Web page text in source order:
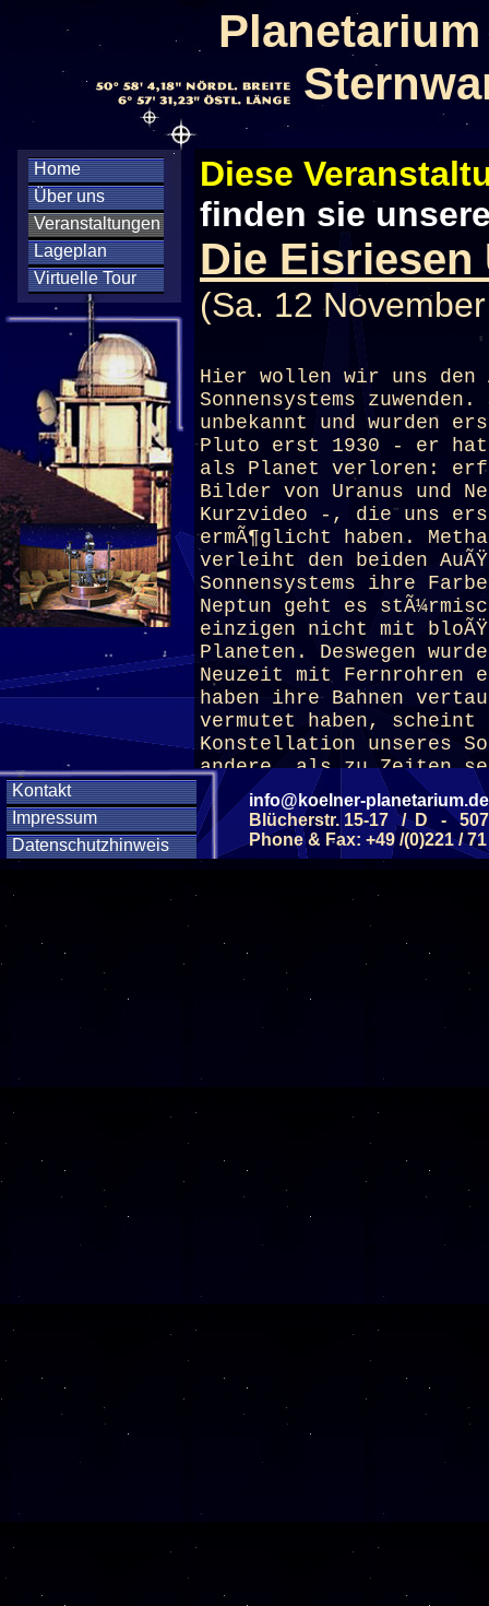
Home
Über uns
Veranstaltungen
Lageplan
Virtuelle Tour
Kontakt
Impressum
Datenschutzhinweis
Diese
finden sie
Die Eisriesen
(Sa. 12
Hier wollen wir uns den
Sonnensystems
unbekannt und wurden
Pluto erst 1930 - er
als Planet verloren:
Bilder von Uranus und
Kurzvideo -, die uns erst
ermÃ¶glicht haben.
verleiht den beiden
Sonnensystems ihre
Neptun geht es
einzigen nicht mit
Planeten. Deswegen
Neuzeit mit Fernrohren
haben ihre Bahnen
vermutet haben,
Konstellation unseres
andere, als zu Zeiten
Neptun befinden sich
jetzigen Position. Â
Diese
Klicken Sie Hier
Diese
Wochentag
SAMSTAG
SAMSTAG
Alle
info@koelner-planetarium.de
Blücherstr. 15-17 / D -
Phone & Fax: +49 /(0)221 /